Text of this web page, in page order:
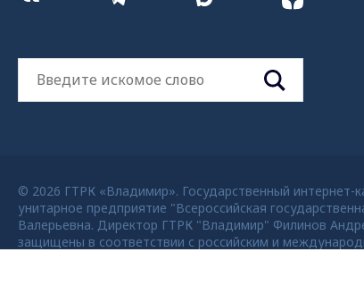
© 2026 ГТРК «Владимир». Государственный интернет-
унитарное предприятие "Всероссийская
Валерьевна. Директор ГТРК "Владимир" Филинов
защищены в соответствии с российским и